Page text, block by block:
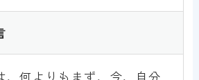
、何よりもまず、今、自分